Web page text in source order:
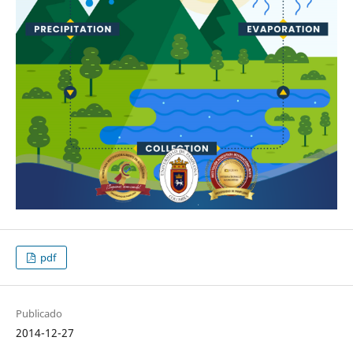
pdf
Publicado
2014-12-27